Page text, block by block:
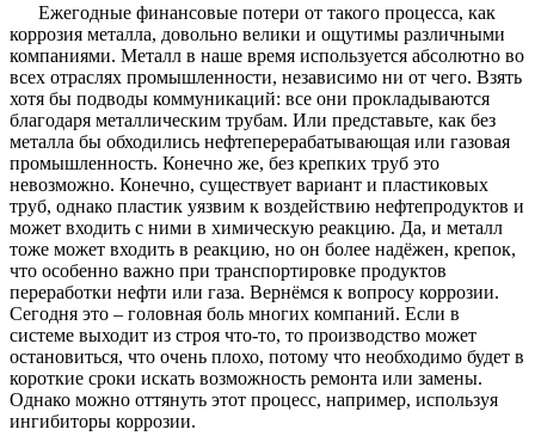
Ежегодные финансовые потери от такого процесса, как
коррозия металла, довольно велики и ощутимы различными
компаниями. Металл в наше время используется абсолютно во
всех отраслях промышленности, независимо ни от чего. Взять
хотя бы подводы коммуникаций: все они прокладываются
благодаря металлическим трубам. Или представьте, как без
металла бы обходились нефтеперерабатывающая или газовая
промышленность. Конечно же, без крепких труб это
невозможно. Конечно, существует вариант и пластиковых
труб, однако пластик уязвим к воздействию нефтепродуктов и
может входить с ними в химическую реакцию. Да, и металл
тоже может входить в реакцию, но он более надёжен, крепок,
что особенно важно при транспортировке продуктов
переработки нефти или газа. Вернёмся к вопросу коррозии.
Сегодня это – головная боль многих компаний. Если в
системе выходит из строя что-то, то производство может
остановиться, что очень плохо, потому что необходимо будет в
короткие сроки искать возможность ремонта или замены.
Однако можно оттянуть этот процесс, например, используя
ингибиторы коррозии.